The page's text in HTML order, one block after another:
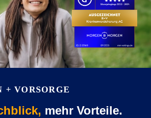
+ VORSORGE
mehr Vorteile.